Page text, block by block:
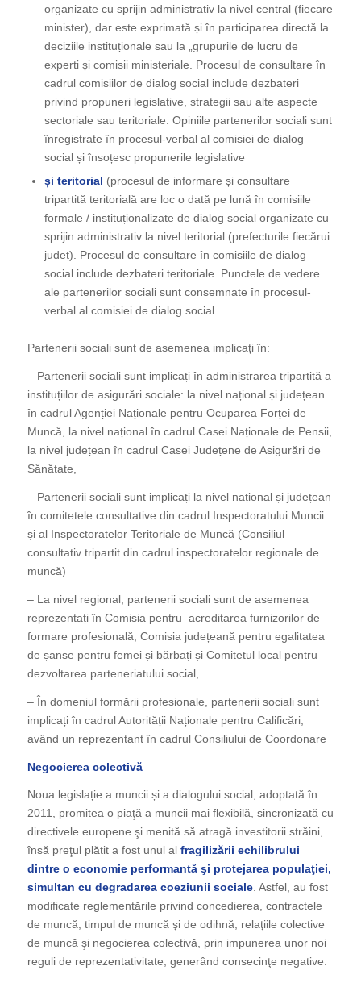
organizate cu sprijin administrativ la nivel central (fiecare
minister), dar este exprimată și în participarea directă la
deciziile instituționale sau la „grupurile de lucru de
experti și comisii ministeriale. Procesul de consultare în
cadrul comisiilor de dialog social include dezbateri
privind propuneri legislative, strategii sau alte aspecte
sectoriale sau teritoriale. Opiniile partenerilor sociali sunt
înregistrate în procesul-verbal al comisiei de dialog
social și însoțesc propunerile legislative
și teritorial (procesul de informare și consultare
tripartită teritorială are loc o dată pe lună în comisiile
formale / instituționalizate de dialog social organizate cu
sprijin administrativ la nivel teritorial (prefecturile fiecărui
județ). Procesul de consultare în comisiile de dialog
social include dezbateri teritoriale. Punctele de vedere
ale partenerilor sociali sunt consemnate în procesul-
verbal al comisiei de dialog social.
Partenerii sociali sunt de asemenea implicați în:
– Partenerii sociali sunt implicați în administrarea tripartită a
instituțiilor de asigurări sociale: la nivel național și județean
în cadrul Agenției Naționale pentru Ocuparea Forței de
Muncă, la nivel național în cadrul Casei Naționale de Pensii,
la nivel județean în cadrul Casei Județene de Asigurări de
Sănătate,
– Partenerii sociali sunt implicați la nivel național și județean
în comitetele consultative din cadrul Inspectoratului Muncii
și al Inspectoratelor Teritoriale de Muncă (Consiliul
consultativ tripartit din cadrul inspectoratelor regionale de
muncă)
– La nivel regional, partenerii sociali sunt de asemenea
reprezentați în Comisia pentru acreditarea furnizorilor de
formare profesională, Comisia județeană pentru egalitatea
de șanse pentru femei și bărbați și Comitetul local pentru
dezvoltarea parteneriatului social,
– În domeniul formării profesionale, partenerii sociali sunt
implicați în cadrul Autorității Naționale pentru Calificări,
având un reprezentant în cadrul Consiliului de Coordonare
Negocierea colectivă
Noua legislație a muncii și a dialogului social, adoptată în
2011, promitea o piaţă a muncii mai flexibilă, sincronizată cu
directivele europene şi menită să atragă investitorii străini,
însă preţul plătit a fost unul al fragilizării echilibrului
dintre o economie performantă şi protejarea populaţiei,
simultan cu degradarea coeziunii sociale. Astfel, au fost
modificate reglementările privind concedierea, contractele
de muncă, timpul de muncă şi de odihnă, relaţiile colective
de muncă şi negocierea colectivă, prin impunerea unor noi
reguli de reprezentativitate, generând consecinţe negative.